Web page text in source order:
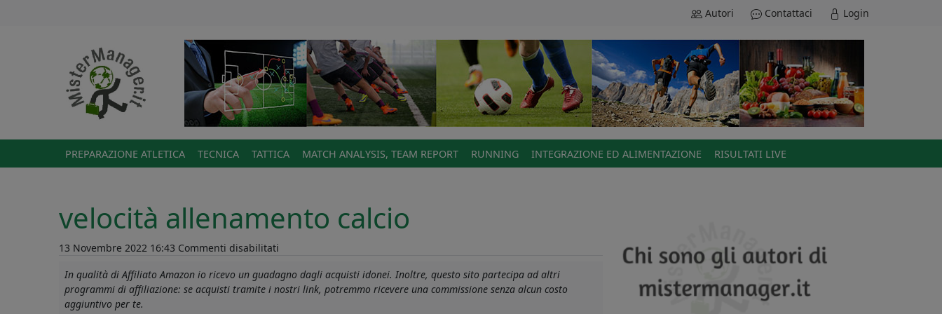
Autori Contattaci Login
PREPARAZIONE ATLETICA TECNICA TATTICA MATCH ANALYSIS, TEAM REPORT RUNNING INTEGRAZIONE ED ALIMENTAZIONE RISULTATI LIVE
velocità allenamento calcio
13 Novembre 2022 16:43 Commenti disabilitati
allenamento
calcio
In qualità di Affiliato Amazon io ricevo un guadagno dagli acquisti idonei. Inoltre, questo sito partecipa ad altri
programmi di affiliazione: se acquisti tramite i nostri link, potremmo ricevere una commissione senza alcun costo
aggiuntivo per te.